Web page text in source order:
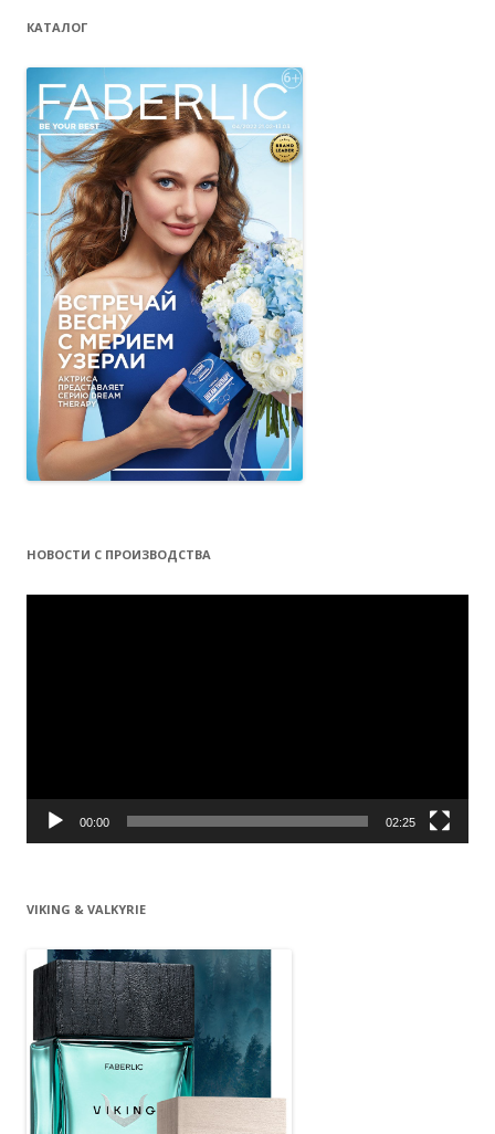
КАТАЛОГ
НОВОСТИ С ПРОИЗВОДСТВА
Видеоплеер
00:00 02:25
VIKING & VALKYRIE